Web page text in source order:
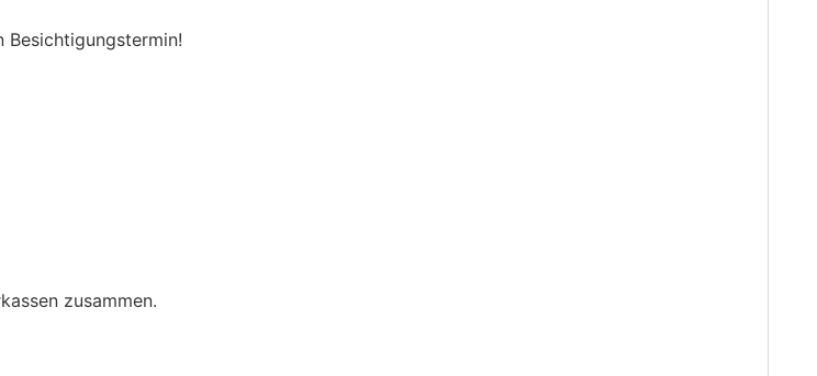
Besichtigungstermin!
zusammen.